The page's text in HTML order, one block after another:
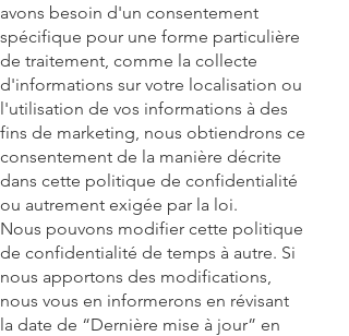
avons besoin d'un consentement
spécifique pour une forme particulière
de traitement, comme la collecte
d'informations sur votre localisation ou
l'utilisation de vos informations à des
fins de marketing, nous obtiendrons ce
consentement de la manière décrite
dans cette politique de confidentialité
ou autrement exigée par la loi.
Nous pouvons modifier cette politique
de confidentialité de temps à autre. Si
nous apportons des modifications,
nous vous en informerons en révisant
la date de “Dernière mise à jour” en